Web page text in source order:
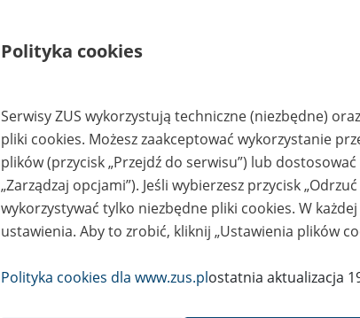
składanie
zadawanie
umawianie się
możesz
masz dostęp do
masz dostęp
Jeśli jesteś
możesz
ubezpieczeń,
możesz złożyć
masz dostęp
Polityka cookies
Serwisy ZUS wykorzystują techniczne (niezbędne)
pliki cookies. Możesz zaakceptować wykorzystanie
plików (przycisk „Przejdź do serwisu”) lub
„Zarządzaj opcjami”). Jeśli wybierzesz przycisk
wykorzystywać tylko niezbędne pliki cookies. W
ustawienia. Aby to zrobić, kliknij „Ustawienia plików
Polityka cookies dla www.zus.plostatnia aktualizacja